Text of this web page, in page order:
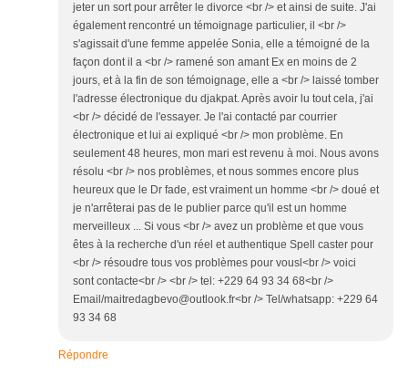
jeter un sort pour arrêter le divorce <br /> et ainsi de suite. J'ai
également rencontré un témoignage particulier, il <br />
s'agissait d'une femme appelée Sonia, elle a témoigné de la
façon dont il a <br /> ramené son amant Ex en moins de 2
jours, et à la fin de son témoignage, elle a <br /> laissé tomber
l'adresse électronique du djakpat. Après avoir lu tout cela, j'ai
<br /> décidé de l'essayer. Je l'ai contacté par courrier
électronique et lui ai expliqué <br /> mon problème. En
seulement 48 heures, mon mari est revenu à moi. Nous avons
résolu <br /> nos problèmes, et nous sommes encore plus
heureux que le Dr fade, est vraiment un homme <br /> doué et
je n'arrêterai pas de le publier parce qu'il est un homme
merveilleux ... Si vous <br /> avez un problème et que vous
êtes à la recherche d'un réel et authentique Spell caster pour
<br /> résoudre tous vos problèmes pour vousl<br /> voici
sont contacte<br /> <br /> tel: +229 64 93 34 68<br />
Email/maitredagbevo@outlook.fr<br /> Tel/whatsapp: +229 64
93 34 68
Répondre